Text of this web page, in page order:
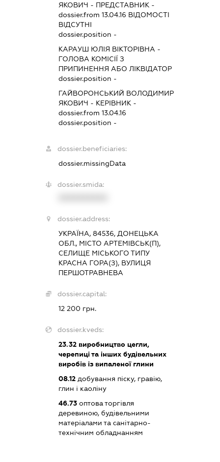
ЯКОВИЧ - ПРЕДСТАВНИК -
dossier.from 13.04.16 ВІДОМОСТІ
ВІДСУТНІ
dossier.position -
КАРАУШ ЮЛІЯ ВІКТОРІВНА -
ГОЛОВА КОМІСІЇ З
ПРИПИНЕННЯ АБО ЛІКВІДАТОР
dossier.position -
ГАЙВОРОНСЬКИЙ ВОЛОДИМИР
ЯКОВИЧ - КЕРІВНИК -
dossier.from 13.04.16
dossier.position -
dossier.beneficiaries:
dossier.missingData
dossier.smida:
dossier.address:
УКРАЇНА, 84536, ДОНЕЦЬКА
ОБЛ., МІСТО АРТЕМІВСЬК(П),
СЕЛИЩЕ МІСЬКОГО ТИПУ
КРАСНА ГОРА(З), ВУЛИЦЯ
ПЕРШОТРАВНЕВА
dossier.capital:
12 200 грн.
dossier.kveds:
23.32 виробництво цегли,
черепиці та інших будівельних
виробів із випаленої глини
08.12 добування піску, гравію,
глин і каоліну
46.73 оптова торгівля
деревиною, будівельними
матеріалами та санітарно-
технічним обладнанням